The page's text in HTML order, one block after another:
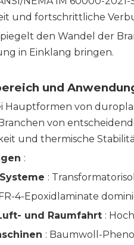
und fortschrittliche
den Wandel der
in Einklang bringen.
und
Hauptformen von
von
und thermische
:
:
4-Epoxidlaminate
und Raumfahrt :
: Baumwoll-